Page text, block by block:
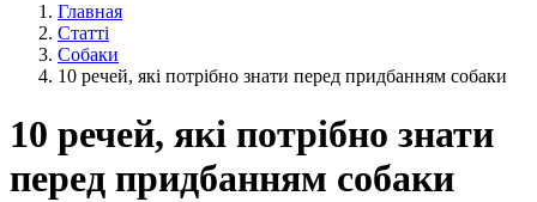
Главная
Статті
Собаки
10 речей, які потрібно знати перед придбанням собаки
10 речей, які потрібно знати
перед придбанням собаки